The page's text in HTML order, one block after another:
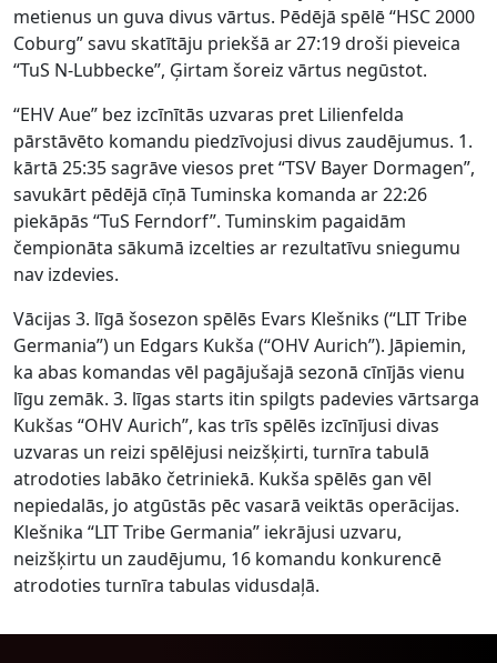
metienus un guva divus vārtus. Pēdējā spēlē “HSC 2000
Coburg” savu skatītāju priekšā ar 27:19 droši pieveica
“TuS N-Lubbecke”, Ģirtam šoreiz vārtus negūstot.
“EHV Aue” bez izcīnītās uzvaras pret Lilienfelda
pārstāvēto komandu piedzīvojusi divus zaudējumus. 1.
kārtā 25:35 sagrāve viesos pret “TSV Bayer Dormagen”,
savukārt pēdējā cīņā Tuminska komanda ar 22:26
piekāpās “TuS Ferndorf”. Tuminskim pagaidām
čempionāta sākumā izcelties ar rezultatīvu sniegumu
nav izdevies.
Vācijas 3. līgā šosezon spēlēs Evars Klešniks (“LIT Tribe
Germania”) un Edgars Kukša (“OHV Aurich”). Jāpiemin,
ka abas komandas vēl pagājušajā sezonā cīnījās vienu
līgu zemāk. 3. līgas starts itin spilgts padevies vārtsarga
Kukšas “OHV Aurich”, kas trīs spēlēs izcīnījusi divas
uzvaras un reizi spēlējusi neizšķirti, turnīra tabulā
atrodoties labāko četriniekā. Kukša spēlēs gan vēl
nepiedalās, jo atgūstās pēc vasarā veiktās operācijas.
Klešnika “LIT Tribe Germania” iekrājusi uzvaru,
neizšķirtu un zaudējumu, 16 komandu konkurencē
atrodoties turnīra tabulas vidusdaļā.